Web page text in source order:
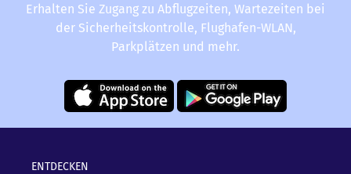
Erhalten Sie Zugang zu Abflugzeiten, Wartezeiten bei
der Sicherheitskontrolle, Flughafen-WLAN,
Parkplätzen und mehr.
ENTDECKEN